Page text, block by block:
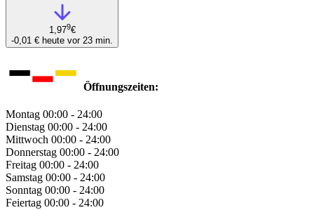
1,979€
-0,01 € heute vor 23 min.
Öffnungszeiten:
Montag 00:00 - 24:00
Dienstag 00:00 - 24:00
Mittwoch 00:00 - 24:00
Donnerstag 00:00 - 24:00
Freitag 00:00 - 24:00
Samstag 00:00 - 24:00
Sonntag 00:00 - 24:00
Feiertag 00:00 - 24:00